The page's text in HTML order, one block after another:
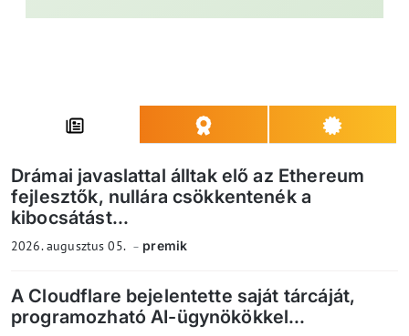
Drámai javaslattal álltak elő az Ethereum
fejlesztők, nullára csökkentenék a
kibocsátást...
2026. augusztus 05. premik
A Cloudflare bejelentette saját tárcáját,
programozható AI-ügynökökkel...